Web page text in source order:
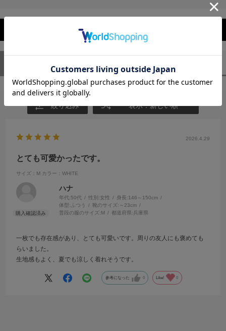
レビューを閉じる
絞り込み 表示：新しい順
2026.4.29
とても可愛かったです。
サイズ：M カラー：WHITE
ハナ
年代:50代 性別:女性 身長:146～150cm
体型: ふつう 靴のサイズ: ～23cm
普段の服のサイズ:M 都道府県: 兵庫県
一枚でも存在感があり、とても可愛いです。周りの友人にも褒めても
らいました。
生地感もよく、夏でも涼しく着れそうです。
参考になった 0 Like! 0